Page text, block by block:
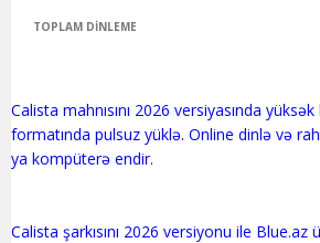
TOPLAM DINLEME
Calista mahnısını 2026 versiyasında
formatında pulsuz yüklə. Online dinlə və
ya kompüterə endir.
Calista şarkısını 2026 versiyonu ile Blue.az